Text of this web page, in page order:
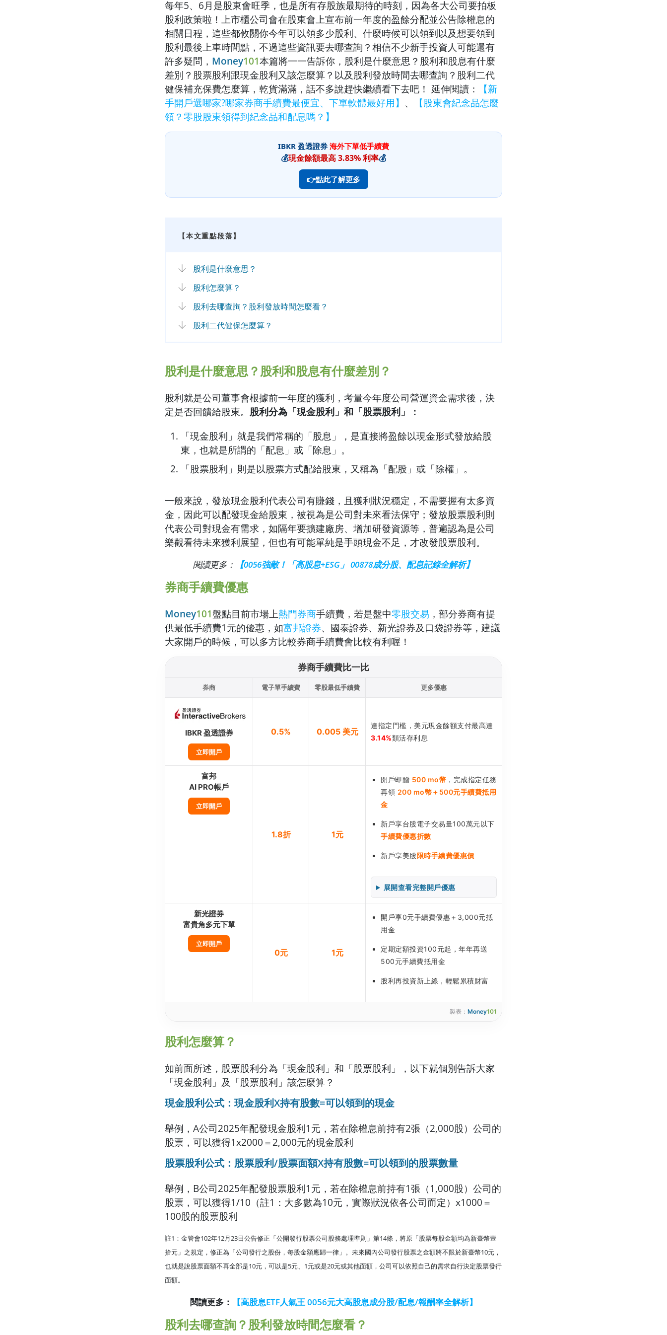
每年5、6月是股東會旺季，也是所有存股族最期待的時刻，因為各大公司要拍板
股利政策啦！上市櫃公司會在股東會上宣布前一年度的盈餘分配並公告除權息的
相關日程，這些都攸關你今年可以領多少股利、什麼時候可以領到以及想要領到
股利最後上車時間點，不過這些資訊要去哪查詢？相信不少新手投資人可能還有
許多疑問， Money101本篇將一一告訴你，股利是什麼意思？股利和股息有什麼
差別？股票股利跟現金股利又該怎麼算？以及股利發放時間去哪查詢？股利二代
健保補充保費怎麼算，乾貨滿滿，話不多說趕快繼續看下去吧！ 延伸閱讀：
【新
手開戶選哪家?哪家券商手續費最便宜、下單軟體最好用】 、
【股東會紀念品怎麼
領？零股股東領得到紀念品和配息嗎？】
IBKR 盈透證券 海外下單低手續費
💰現金餘額最高 3.83% 利率💰
👉點此了解更多
【本文重點段落】
股利是什麼意思？
股利怎麼算？
股利去哪查詢？股利發放時間怎麼看？
股利二代健保怎麼算？
股利是什麼意思？股利和股息有什麼差別？
股利就是公司董事會根據前一年度的獲利，考量今年度公司營運資金需求後，決
定是否回饋給股東。 股利分為「現金股利」和「股票股利」：
「現金股利」就是我們常稱的「股息」，是直接將盈餘以現金形式發放給股
東，也就是所謂的「配息」或「除息」。
「股票股利」則是以股票方式配給股東，又稱為「配股」或「除權」。
一般來說，發放現金股利代表公司有賺錢，且獲利狀況穩定，不需要握有太多資
金，因此可以配發現金給股東，被視為是公司對未來看法保守；發放股票股利則
代表公司對現金有需求，如隔年要擴建廠房、增加研發資源等，普遍認為是公司
樂觀看待未來獲利展望，但也有可能單純是手頭現金不足，才改發股票股利。
閱讀更多： 【0056強敵！「高股息+ESG」 00878成分股、配息記錄全解析】
券商手續費優惠
Money101盤點目前市場上熱門券商手續費，若是盤中零股交易 ，部分券商有提
供最低手續費1元的優惠，如富邦證券、國泰證券、新光證券及 口袋證券等，建議
大家開戶的時候，可以多方比較券商手續費會比較有利喔！
券商手續費比一比
券商 電子單手續費 零股最低手續費 更多優惠
IBKR 盈透證券
立即開戶
0.5% 0.005 美元
達指定門檻，美元現金餘額支付最高達
3.14%類活存利息
富邦
AI PRO帳戶
立即開戶
1.8折 1元
開戶即贈 500 mo幣 ，完成指定任務
再領 200 mo幣＋500元手續費抵用
金
新戶享台股電子交易量100萬元以下
手續費優惠折數
新戶享美股限時手續費優惠價
展開查看完整開戶優惠
新光證券
富貴角多元下單
立即開戶
0元 1元
開戶享0元手續費優惠＋3,000元抵
用金
定期定額投資100元起，年年再送
500元手續費抵用金
股利再投資新上線，輕鬆累積財富
製表： Money101
股利怎麼算？
如前面所述，股票股利分為「現金股利」和「股票股利」，以下就個別告訴大家
「現金股利」及「股票股利」該怎麼算？
現金股利公式：現金股利X持有股數=可以領到的現金
舉例，A公司2025年配發現金股利1元，若在除權息前持有2張（2,000股）公司的
股票，可以獲得1x2000＝2,000元的現金股利
股票股利公式：股票股利/股票面額X持有股數=可以領到的股票數量
舉例，B公司2025年配發股票股利1元，若在除權息前持有1張（1,000股）公司的
股票，可以獲得1/10（註1：大多數為10元，實際狀況依各公司而定）x1000＝
100股的股票股利
註1：金管會102年12月23日公告修正「公開發行股票公司股務處理準則」第14條，將原「股票每股金額均為新臺幣壹
拾元」之規定，修正為「公司發行之股份，每股金額應歸一律」。未來國內公司發行股票之金額將不限於新臺幣10元，
也就是說股票面額不再全部是10元，可以是5元、1元或是20元或其他面額，公司可以依照自己的需求自行決定股票發行
面額。
閱讀更多： 【高股息ETF人氣王 0056元大高股息成分股/配息/報酬率全解析】
股利去哪查詢？股利發放時間怎麼看？